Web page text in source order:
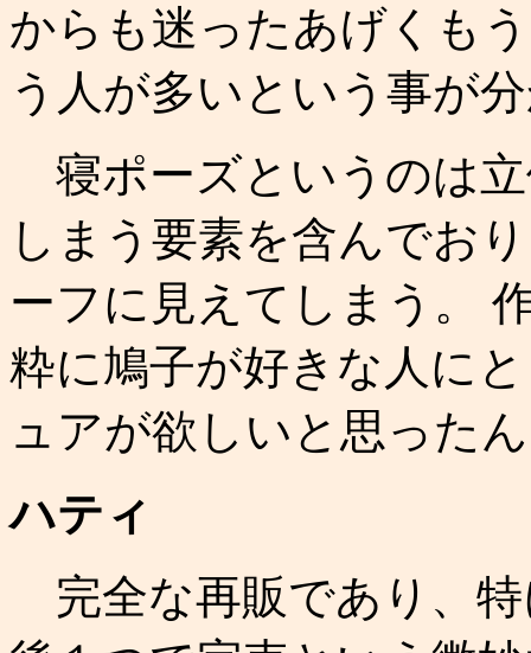
からも迷ったあげくも
う人が多いという事が
寝ポーズというのは
しまう要素を含んでお
ーフに見えてしまう。
粋に鳩子が好きな人に
ュアが欲しいと思った
ハティ
完全な再販であり、